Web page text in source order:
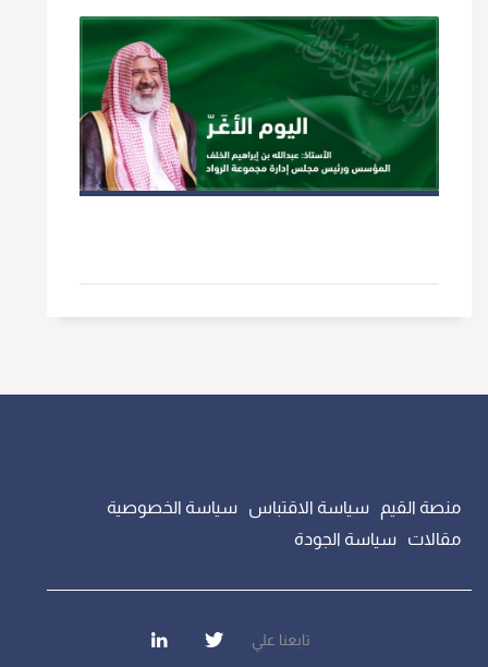
منصة القيم سياسة الاقتباس
سياسة الخصوصية
مقالات
سياسة الجودة
تابعنا علي